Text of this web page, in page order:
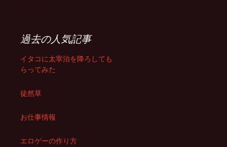
過去の人気記事
イタコに太宰治を降ろしても
らってみた
徒然草
お仕事情報
エロゲーの作り方